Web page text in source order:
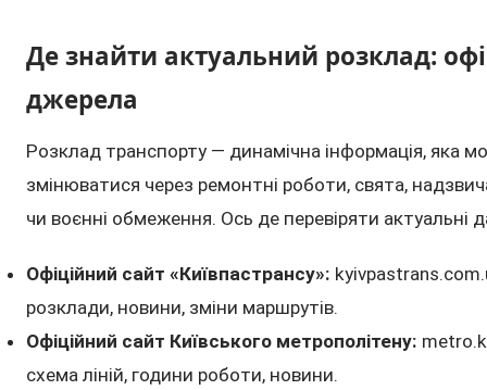
Де знайти актуальний розклад:
джерела
Розклад транспорту — динамічна інформація, яка
змінюватися через ремонтні роботи, свята,
чи воєнні обмеження. Ось де перевіряти актуальні
Офіційний сайт «Київпастрансу»:
розклади, новини, зміни маршрутів.
Офіційний сайт Київського метрополітену:
схема ліній, години роботи, новини.